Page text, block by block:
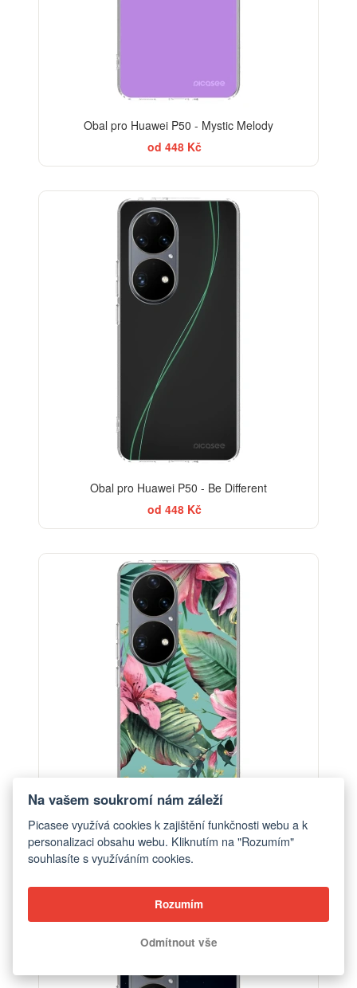
Obal pro Huawei P50 - Mystic Melody
od 448 Kč
Obal pro Huawei P50 - Be Different
od 448 Kč
Obal pro Huawei P50 - Hawaii
Na vašem soukromí nám záleží
Picasee využívá cookies k zajištění funkčnosti webu a k
personalizaci obsahu webu. Kliknutím na "Rozumím"
souhlasíte s využíváním cookies.
Rozumím
Odmítnout vše